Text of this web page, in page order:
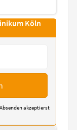
Köln
akzeptierst